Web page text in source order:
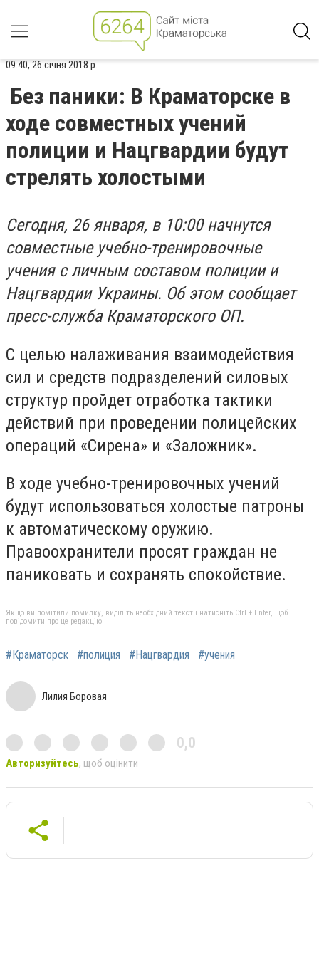
09:40, 26 січня 2018 р.
Без паники: В Краматорске в
ходе совместных учений
полиции и Нацгвардии будут
стрелять холостыми
Сегодня, 26 января, в 10:00 начнутся
совместные учебно-тренировочные
учения с личным составом полиции и
Нацгвардии Украины. Об этом сообщает
пресс-служба Краматорского ОП.
С целью налаживания взаимодействия
сил и средств подразделений силовых
структур пройдет отработка тактики
действий при проведении полицейских
операций «Сирена» и «Заложник».
В ходе учебно-тренировочных учений
будут использоваться холостые патроны
к автоматическому оружию.
Правоохранители просят граждан не
паниковать и сохранять спокойствие.
Якщо ви помітили помилку, виділіть необхідний текст і натисніть Ctrl + Enter, щоб
повідомити про це редакцію
#Краматорск #полиция #Нацгвардия #учения
Лилия Боровая
0,0
Авторизуйтесь, щоб оцінити